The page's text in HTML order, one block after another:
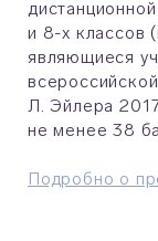
и 8-х классов
являющиеся
Л. Эйлера
не менее 38
Подробно о